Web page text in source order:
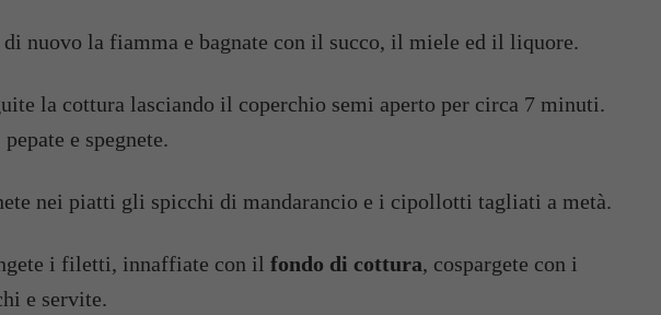
di nuovo la fiamma e bagnate con il succo, il miele ed il liquore.
la cottura lasciando il coperchio semi aperto per circa 7 minuti.
pepate e spegnete.
nei piatti gli spicchi di mandarancio e i cipollotti tagliati a metà.
i filetti, innaffiate con il fondo di cottura, cospargete con i
e servite.